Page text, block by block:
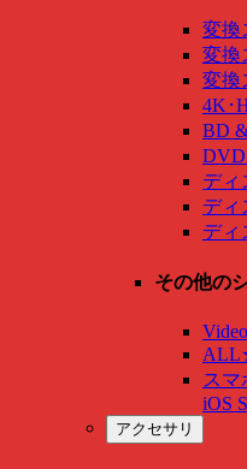
変換
変換
変換
4K･
BD
ディ
ディ
ディ
その他の
スマ
iOS
アクセサリ